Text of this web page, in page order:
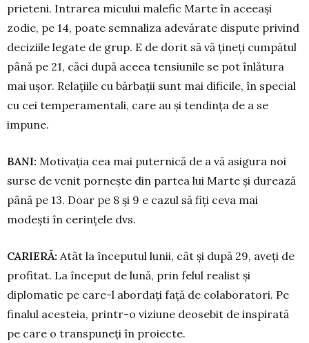
prieteni. Intrarea micului malefic Marte în aceeași
zodie, pe 14, poate semnaliza ade­vărate dispute pri­vind
deciziile legate de grup. E de dorit să vă țineți cumpătul
până pe 21, căci după aceea ten­siunile se pot înlătura
mai ușor. Relațiile cu bărbații sunt mai dificile, în special
cu cei tem­peramentali, care au și tendința de a se
impune.
BANI: Motivația cea mai puternică de a vă asigura noi
surse de venit pornește din partea lui Marte și durează
până pe 13. Doar pe 8 și 9 e cazul să fiți ceva mai
modești în cerințele dvs.
CARIERĂ: Atât la începutul lunii, cât și după 29, aveți de
profitat. La început de lună, prin felul rea­list și
diplomatic pe care-l abordați față de colabo­ratori. Pe
finalul acesteia, printr-o viziune deosebit de ins­pirată
pe care o transpuneți în proiecte.